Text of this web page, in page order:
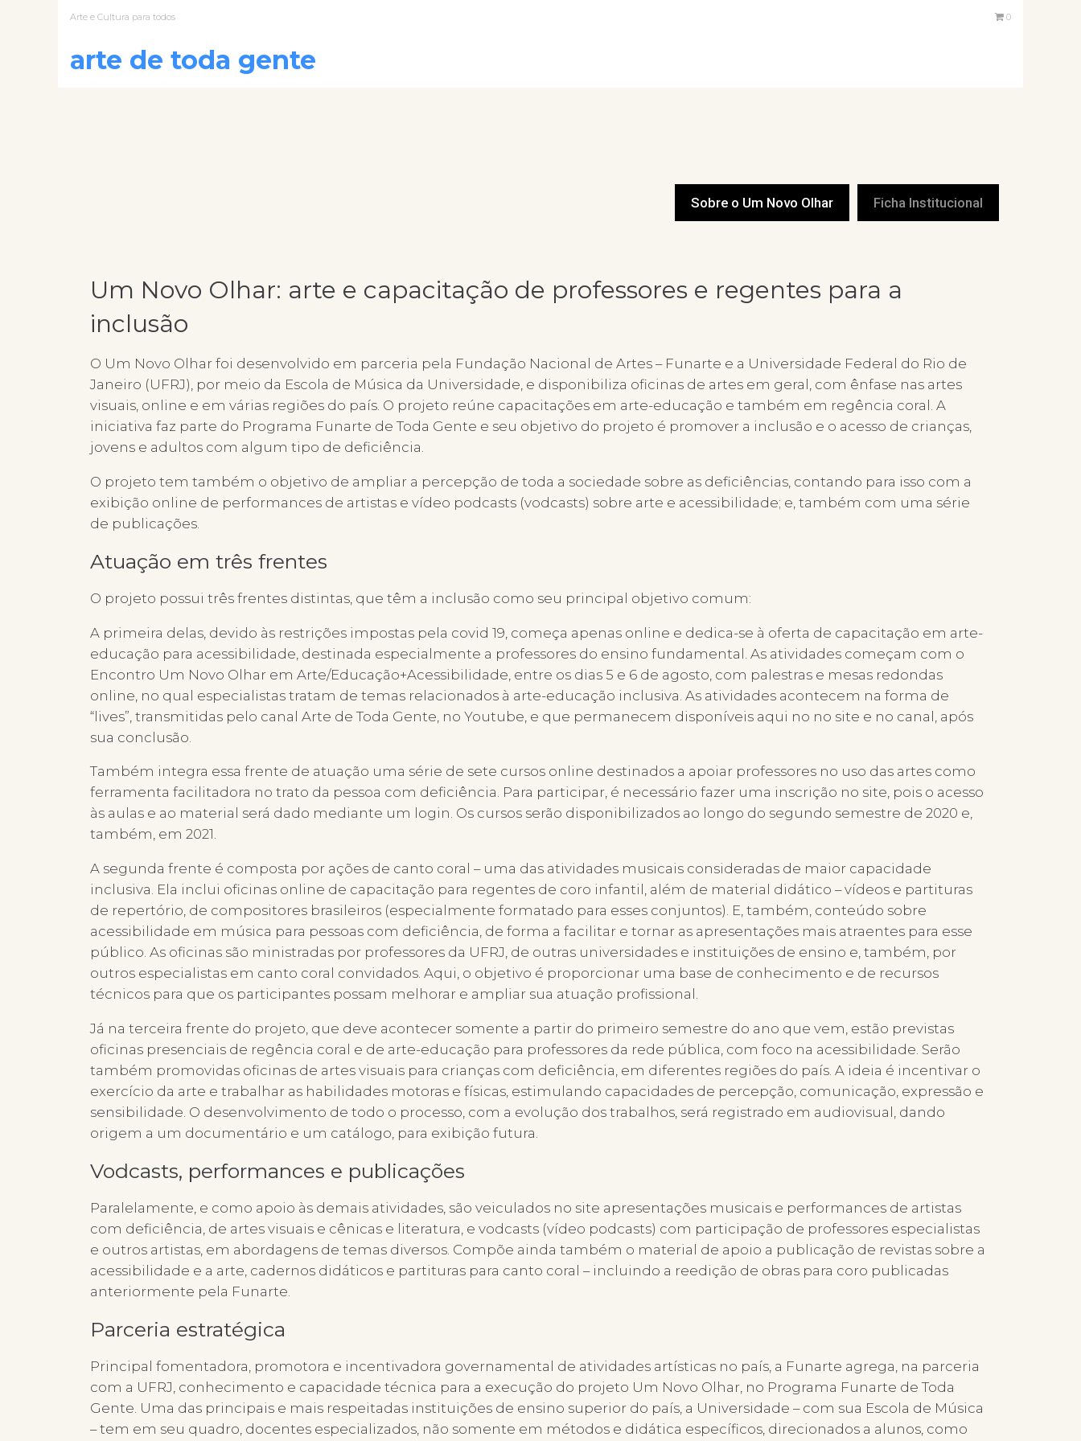
Arte e Cultura para todos 0
arte de toda gente
Sobre o Um Novo Olhar Ficha Institucional
Um Novo Olhar: arte e capacitação de professores e regentes para a
inclusão
O Um Novo Olhar foi desenvolvido em parceria pela Fundação Nacional de Artes – Funarte e a Universidade Federal do Rio de
Janeiro (UFRJ), por meio da Escola de Música da Universidade, e disponibiliza oficinas de artes em geral, com ênfase nas artes
visuais, online e em várias regiões do país. O projeto reúne capacitações em arte-educação e também em regência coral. A
iniciativa faz parte do Programa Funarte de Toda Gente e seu objetivo do projeto é promover a inclusão e o acesso de crianças,
jovens e adultos com algum tipo de deficiência.
O projeto tem também o objetivo de ampliar a percepção de toda a sociedade sobre as deficiências, contando para isso com a
exibição online de performances de artistas e vídeo podcasts (vodcasts) sobre arte e acessibilidade; e, também com uma série
de publicações.
Atuação em três frentes
O projeto possui três frentes distintas, que têm a inclusão como seu principal objetivo comum:
A primeira delas, devido às restrições impostas pela covid 19, começa apenas online e dedica-se à oferta de capacitação em arte-
educação para acessibilidade, destinada especialmente a professores do ensino fundamental. As atividades começam com o
Encontro Um Novo Olhar em Arte/Educação+Acessibilidade, entre os dias 5 e 6 de agosto, com palestras e mesas redondas
online, no qual especialistas tratam de temas relacionados à arte-educação inclusiva. As atividades acontecem na forma de
“lives”, transmitidas pelo canal Arte de Toda Gente, no Youtube, e que permanecem disponíveis aqui no no site e no canal, após
sua conclusão.
Também integra essa frente de atuação uma série de sete cursos online destinados a apoiar professores no uso das artes como
ferramenta facilitadora no trato da pessoa com deficiência. Para participar, é necessário fazer uma inscrição no site, pois o acesso
às aulas e ao material será dado mediante um login. Os cursos serão disponibilizados ao longo do segundo semestre de 2020 e,
também, em 2021.
A segunda frente é composta por ações de canto coral – uma das atividades musicais consideradas de maior capacidade
inclusiva. Ela inclui oficinas online de capacitação para regentes de coro infantil, além de material didático – vídeos e partituras
de repertório, de compositores brasileiros (especialmente formatado para esses conjuntos). E, também, conteúdo sobre
acessibilidade em música para pessoas com deficiência, de forma a facilitar e tornar as apresentações mais atraentes para esse
público. As oficinas são ministradas por professores da UFRJ, de outras universidades e instituições de ensino e, também, por
outros especialistas em canto coral convidados. Aqui, o objetivo é proporcionar uma base de conhecimento e de recursos
técnicos para que os participantes possam melhorar e ampliar sua atuação profissional.
Já na terceira frente do projeto, que deve acontecer somente a partir do primeiro semestre do ano que vem, estão previstas
oficinas presenciais de regência coral e de arte-educação para professores da rede pública, com foco na acessibilidade. Serão
também promovidas oficinas de artes visuais para crianças com deficiência, em diferentes regiões do país. A ideia é incentivar o
exercício da arte e trabalhar as habilidades motoras e físicas, estimulando capacidades de percepção, comunicação, expressão e
sensibilidade. O desenvolvimento de todo o processo, com a evolução dos trabalhos, será registrado em audiovisual, dando
origem a um documentário e um catálogo, para exibição futura.
Vodcasts, performances e publicações
Paralelamente, e como apoio às demais atividades, são veiculados no site apresentações musicais e performances de artistas
com deficiência, de artes visuais e cênicas e literatura, e vodcasts (vídeo podcasts) com participação de professores especialistas
e outros artistas, em abordagens de temas diversos. Compõe ainda também o material de apoio a publicação de revistas sobre a
acessibilidade e a arte, cadernos didáticos e partituras para canto coral – incluindo a reedição de obras para coro publicadas
anteriormente pela Funarte.
Parceria estratégica
Principal fomentadora, promotora e incentivadora governamental de atividades artísticas no país, a Funarte agrega, na parceria
com a UFRJ, conhecimento e capacidade técnica para a execução do projeto Um Novo Olhar, no Programa Funarte de Toda
Gente. Uma das principais e mais respeitadas instituições de ensino superior do país, a Universidade – com sua Escola de Música
– tem em seu quadro, docentes especializados, não somente em métodos e didática específicos, direcionados a alunos, como